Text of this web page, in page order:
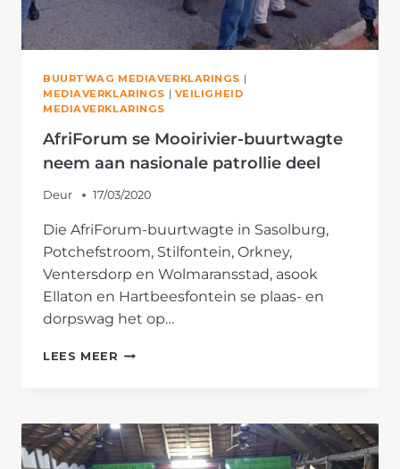
BUURTWAG MEDIAVERKLARINGS |
MEDIAVERKLARINGS | VEILIGHEID
MEDIAVERKLARINGS
AfriForum se Mooirivier-buurtwagte
neem aan nasionale patrollie deel
Deur 17/03/2020
Die AfriForum-buurtwagte in Sasolburg,
Potchefstroom, Stilfontein, Orkney,
Ventersdorp en Wolmaransstad, asook
Ellaton en Hartbeesfontein se plaas- en
dorpswag het op…
LEES MEER AFRIFORUM
NEEM
AAN
NASIONALE